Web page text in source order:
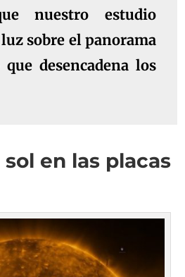
nuestro estudio
sobre el panorama
desencadena los
en las placas